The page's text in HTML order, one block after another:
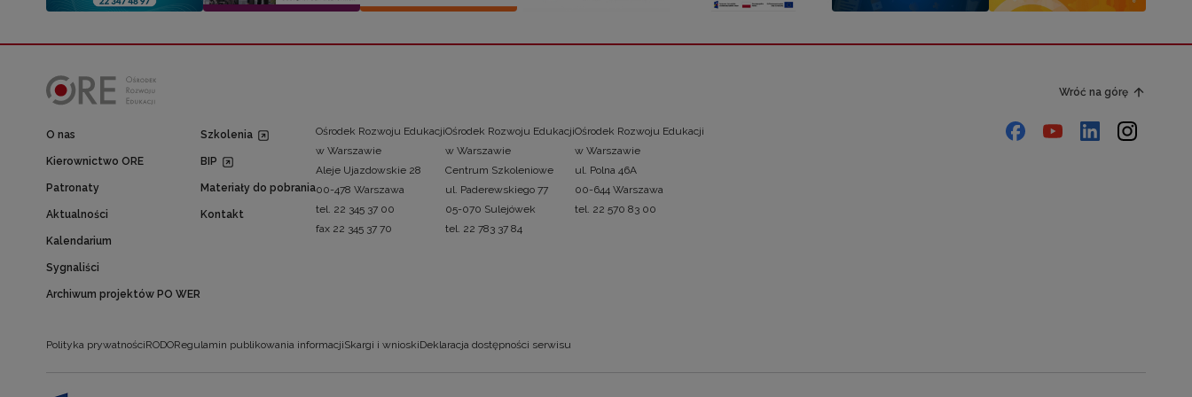
Wróć na górę
O nas
Kierownictwo ORE
Patronaty
Aktualności
Kalendarium
Sygnaliści
Archiwum projektów PO WER
Szkolenia
BIP
Materiały do pobrania
Kontakt
Ośrodek Rozwoju Edukacji
w Warszawie
Aleje Ujazdowskie 28
00-478 Warszawa
tel. 22 345 37 00
fax 22 345 37 70
Ośrodek Rozwoju Edukacji
w Warszawie
Centrum Szkoleniowe
ul. Paderewskiego 77
05-070 Sulejówek
tel. 22 783 37 84
Ośrodek Rozwoju Edukacji
w Warszawie
ul. Polna 46A
00-644 Warszawa
tel. 22 570 83 00
Polityka prywatnościRODORegulamin publikowania informacjiSkargi i wnioskiDeklaracja dostępności serwisu